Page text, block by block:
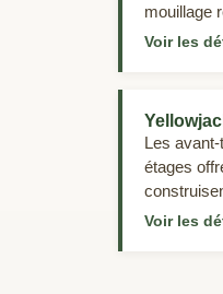
mouillage
les
Voir les
Les
étages
les
Voir les